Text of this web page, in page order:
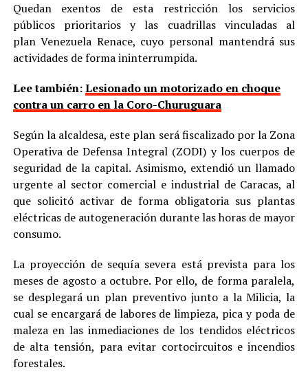
Quedan exentos de esta restricción los servicios
públicos prioritarios y las cuadrillas vinculadas al
plan Venezuela Renace, cuyo personal mantendrá sus
actividades de forma ininterrumpida.
Lee también:Lesionado un motorizado en choque
contra un carro en la Coro-Churuguara
Según la alcaldesa, este plan será fiscalizado por la Zona
Operativa de Defensa Integral (ZODI) y los cuerpos de
seguridad de la capital. Asimismo, extendió un llamado
urgente al sector comercial e industrial de Caracas, al
que solicitó activar de forma obligatoria sus plantas
eléctricas de autogeneración durante las horas de mayor
consumo.
La proyección de sequía severa está prevista para los
meses de agosto a octubre. Por ello, de forma paralela,
se desplegará un plan preventivo junto a la Milicia, la
cual se encargará de labores de limpieza, pica y poda de
maleza en las inmediaciones de los tendidos eléctricos
de alta tensión, para evitar cortocircuitos e incendios
forestales.